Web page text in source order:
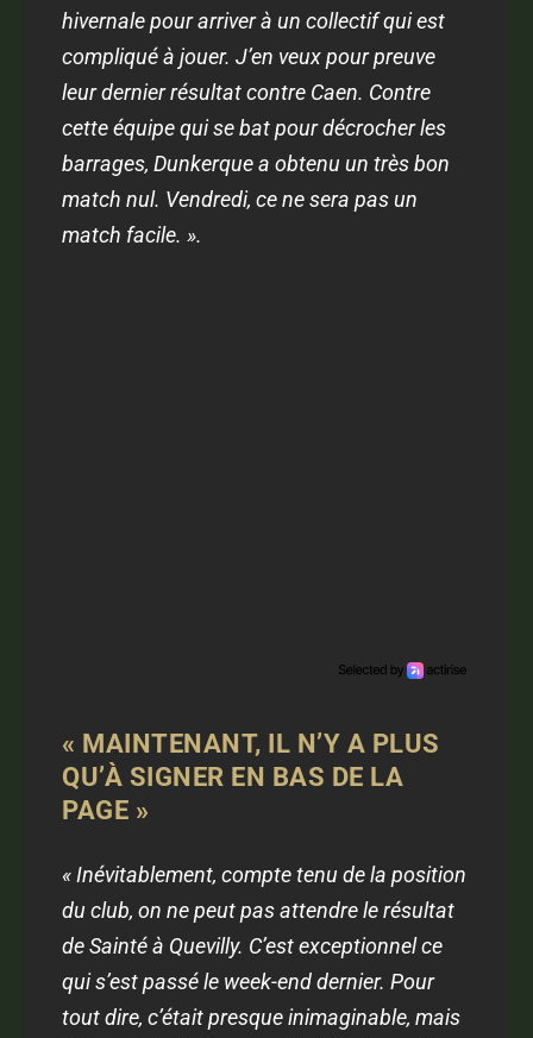
hivernale pour arriver à un collectif qui est
compliqué à jouer. J’en veux pour preuve
leur dernier résultat contre Caen. Contre
cette équipe qui se bat pour décrocher les
barrages, Dunkerque a obtenu un très bon
match nul. Vendredi, ce ne sera pas un
match facile. ».
« MAINTENANT, IL N’Y A PLUS
QU’À SIGNER EN BAS DE LA
PAGE »
« Inévitablement, compte tenu de la position
du club, on ne peut pas attendre le résultat
de Sainté à Quevilly. C’est exceptionnel ce
qui s’est passé le week-end dernier. Pour
tout dire, c’était presque inimaginable, mais